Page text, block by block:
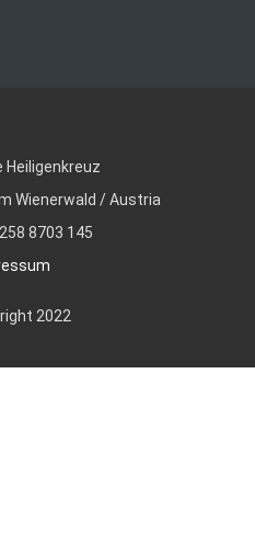
Heiligenkreuz
Wienerwald / Austria
8703 145
2022